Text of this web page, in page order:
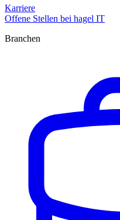
Karriere
Offene Stellen bei hagel IT
Branchen